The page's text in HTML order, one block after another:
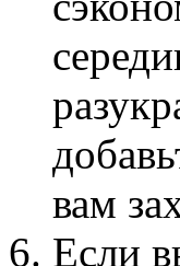
вам
Если